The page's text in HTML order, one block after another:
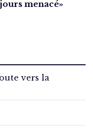
menacé»
vers la